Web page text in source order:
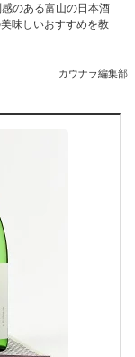
のある富山の日本酒
味しいおすすめを教
カウナラ編集部